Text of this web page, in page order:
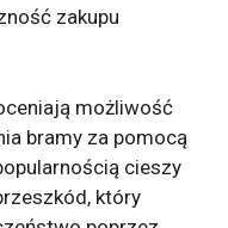
zakupu
możliwość
bramy za pomocą
cieszy
który